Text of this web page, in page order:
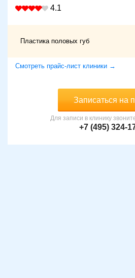
4.1
Пластика половых губ
Смотреть прайс-лист клиники →
Записаться на
Для записи в клинику
+7 (495) 324-